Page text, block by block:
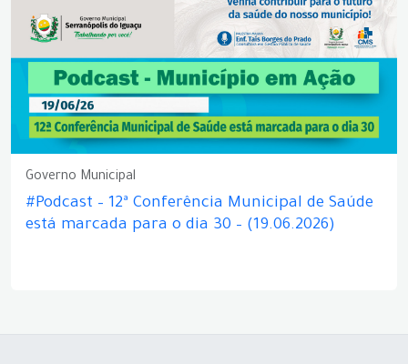
Governo Municipal
#Podcast – 12ª Conferência Municipal de Saúde
está marcada para o dia 30 – (19.06.2026)